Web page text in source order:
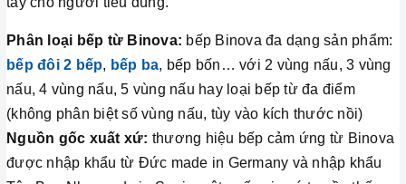
Phân loại bếp từ Binova: bếp Binova đa dạng sản phẩm:
bếp đôi 2 bếp, bếp ba, bếp bốn… với 2 vùng nấu, 3 vùng
nấu, 4 vùng nấu, 5 vùng nấu hay loại bếp từ đa điểm
(không phân biệt số vùng nấu, tùy vào kích thước nồi)
Nguồn gốc xuất xứ: thương hiệu bếp cảm ứng từ Binova
được nhập khẩu từ Đức made in Germany và nhập khẩu